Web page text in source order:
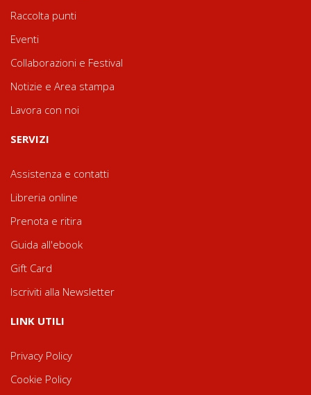
Raccolta punti
Eventi
Collaborazioni e Festival
Notizie e Area stampa
Lavora con noi
SERVIZI
Assistenza e contatti
Libreria online
Prenota e ritira
Guida all'ebook
Gift Card
Iscriviti alla Newsletter
LINK UTILI
Privacy Policy
Cookie Policy